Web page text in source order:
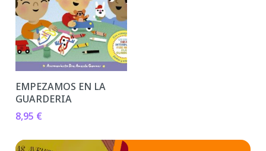
EMPEZAMOS EN LA
GUARDERIA
8,95 €